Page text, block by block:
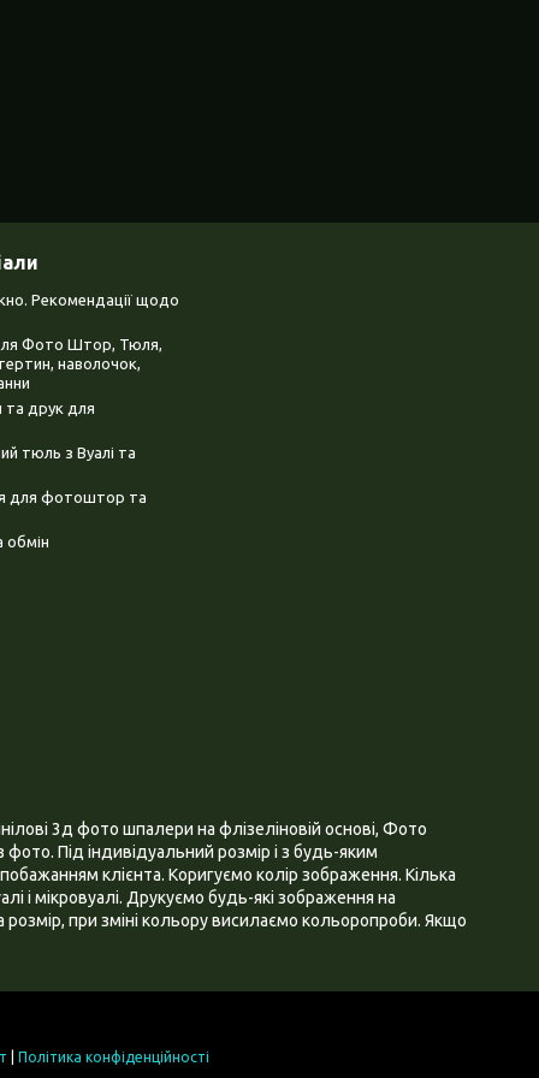
Рекомендації щодо
Фото Штор, Тюля,
наволочок,
та друк для
тюль з Вуалі та
для фотоштор та
обмін
3д фото шпалери на флізеліновій основі, Фото
Під індивідуальний розмір і з будь-яким
клієнта. Коригуємо колір зображення. Кілька
і мікровуалі. Друкуємо будь-які зображення на
при зміні кольору висилаємо кольоропроби. Якщо
Політика конфіденційності